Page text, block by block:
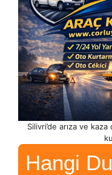
Silivri’de arıza ve
Hangi